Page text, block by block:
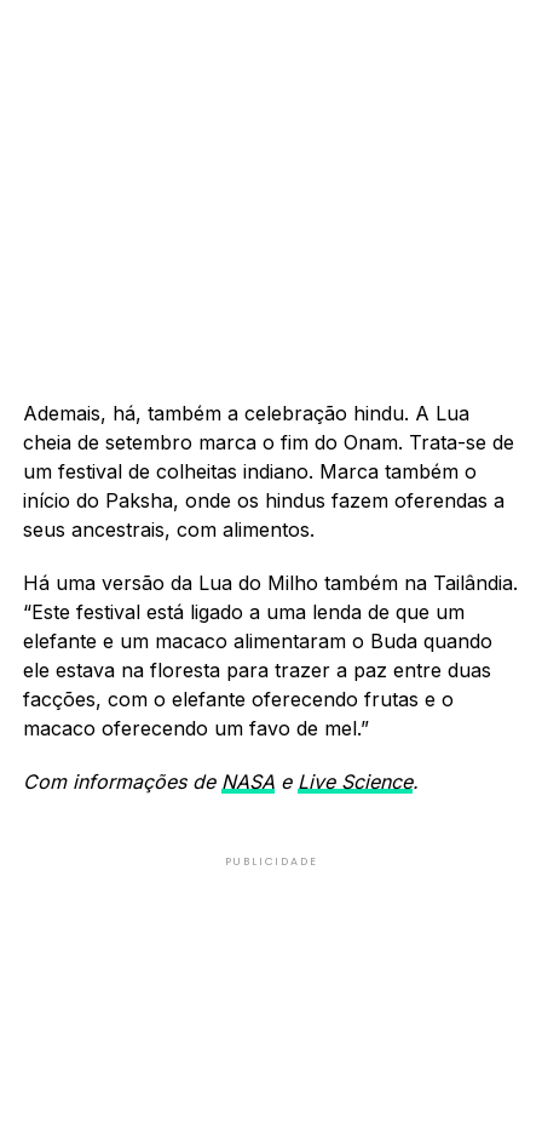
Ademais, há, também a celebração hindu. A Lua
cheia de setembro marca o fim do Onam. Trata-se de
um festival de colheitas indiano. Marca também o
início do Paksha, onde os hindus fazem oferendas a
seus ancestrais, com alimentos.
Há uma versão da Lua do Milho também na Tailândia.
“Este festival está ligado a uma lenda de que um
elefante e um macaco alimentaram o Buda quando
ele estava na floresta para trazer a paz entre duas
facções, com o elefante oferecendo frutas e o
macaco oferecendo um favo de mel.”
Com informações de NASAe Live Science.
PUBLICIDADE